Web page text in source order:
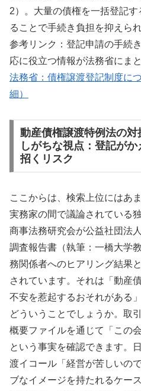
2）。大量の債権を一括登記
ることで手続き負担を抑えられ
参考リンク：登記申請の手続
応に役立つ情報が法務省にま
法務省：債権譲渡登記制度に
細）
動産債権譲渡特例法の対
しがちな視点：登記が
招くリスク
ここからは、検索上位にはあ
実務家の間で議論されている
商事法務研究会が公益社団法
調査報告書（執筆：一橋大学
務関係者へのヒアリング結果
されています。それは「動産
不安を惹起するおそれがある
どういうことでしょうか。取
概要ファイルを通じて「この
という事実を確認できます。
渡イコール「経営が苦しいの
ブなイメージを持たれるケー